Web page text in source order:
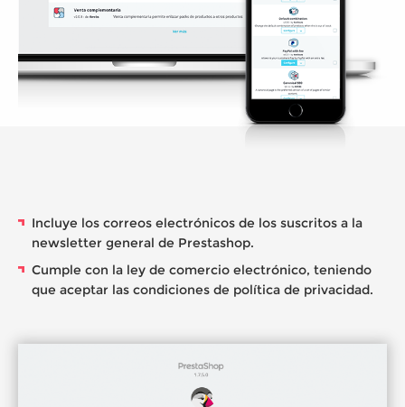
Incluye los correos electrónicos de los suscritos a la
newsletter general de Prestashop.
Cumple con la ley de comercio electrónico, teniendo
que aceptar las condiciones de política de privacidad.